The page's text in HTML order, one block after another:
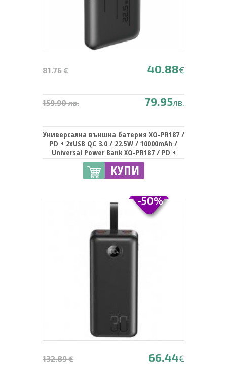
81.76 € 40.88€
159.90 лв. 79.95лв.
Универсална външна батерия XO-PR187 /
PD + 2xUSB QC 3.0 / 22.5W / 10000mAh /
Universal Power Bank XO-PR187 / PD +
2xUSB QC 3.0 / 22.5W / 10000mAh - черна
КУПИ
132.89 € 66.44€
-50%